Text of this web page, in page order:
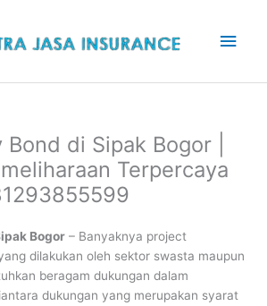
di Sipak Bogor |
Terpercaya
Bogor – Banyaknya project
dilakukan oleh sektor swasta maupun
beragam dukungan dalam
dukungan yang merupakan syarat